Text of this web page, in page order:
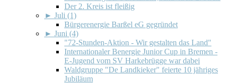
Der 2. Kreis ist fleißig
► Juli (1)
Bürgerenergie Barßel eG gegründet
► Juni (4)
"72-Stunden-Aktion - Wir gestalten das Land"
Internationaler Benergie Junior Cup in Bremen -
E-Jugend vom SV Harkebrügge war dabei
Waldgruppe "De Landkieker" feierte 10 jähriges
Jubiläum